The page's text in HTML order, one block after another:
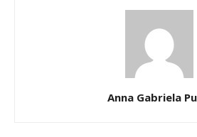
Anna Gabriela